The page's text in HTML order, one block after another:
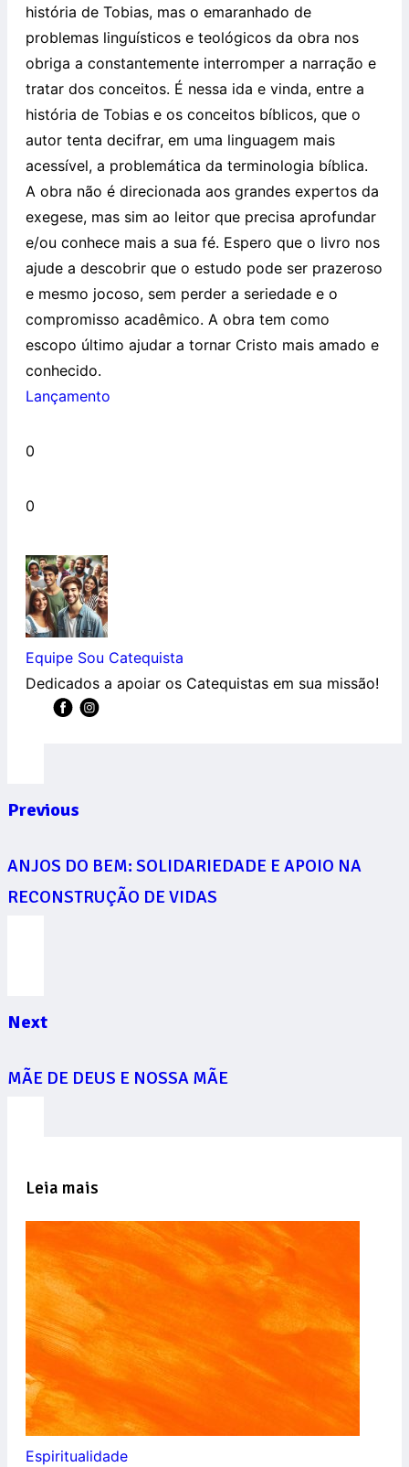
história de Tobias, mas o emaranhado de
problemas linguísticos e teológicos da obra nos
obriga a constantemente interromper a narração e
tratar dos conceitos. É nessa ida e vinda, entre a
história de Tobias e os conceitos bíblicos, que o
autor tenta decifrar, em uma linguagem mais
acessível, a problemática da terminologia bíblica.
A obra não é direcionada aos grandes expertos da
exegese, mas sim ao leitor que precisa aprofundar
e/ou conhece mais a sua fé. Espero que o livro nos
ajude a descobrir que o estudo pode ser prazeroso
e mesmo jocoso, sem perder a seriedade e o
compromisso acadêmico. A obra tem como
escopo último ajudar a tornar Cristo mais amado e
conhecido.
Lançamento
0
0
Equipe Sou Catequista
Dedicados a apoiar os Catequistas em sua missão!
Previous
ANJOS DO BEM: SOLIDARIEDADE E APOIO NA
RECONSTRUÇÃO DE VIDAS
Next
MÃE DE DEUS E NOSSA MÃE
Leia mais
Espiritualidade